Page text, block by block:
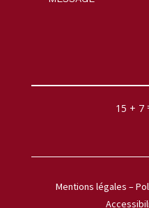
15 + 7
Mentions légales –